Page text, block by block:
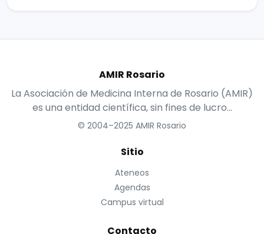
AMIR Rosario
La Asociación de Medicina Interna de Rosario (AMIR)
es una entidad científica, sin fines de lucro...
© 2004–2025 AMIR Rosario
Sitio
Ateneos
Agendas
Campus virtual
Contacto